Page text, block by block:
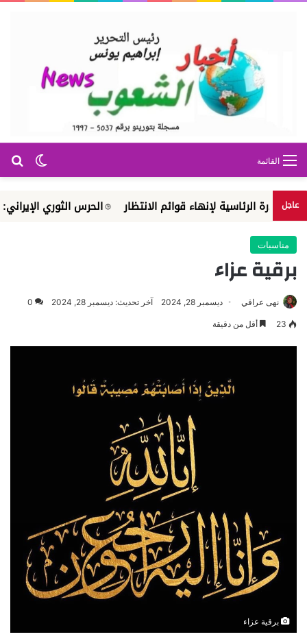
الوضع القائمة
عاجل لإنهاء قوائم الانتظار الحرس الثوري الإيراني:
مناسبات
برقية عزاء
نهى عراقي ديسمبر 28, 2024 آخر تحديث: ديسمبر 28, 2024 0
23 أقل من دقيقة
برقية عزاء